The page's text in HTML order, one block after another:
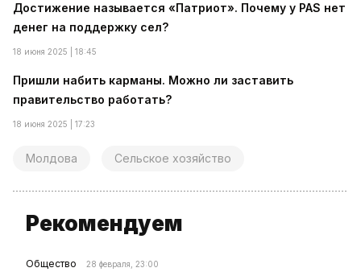
Достижение называется «Патриот». Почему у PAS нет
денег на поддержку сел?
18 июня 2025 | 18:45
Пришли набить карманы. Можно ли заставить
правительство работать?
18 июня 2025 | 17:23
Молдова Сельское хозяйство
Рекомендуем
Общество 28 февраля, 23:00